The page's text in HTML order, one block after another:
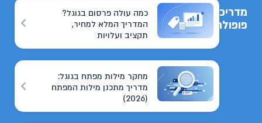
מדריכים
פופולריים
כמה עולה פרסום בגוגל?
המדריך המלא למחיר,
תקציב ועלויות
מחקר מילות מפתח בגוגל:
מדריך מתכנן מילות המפתח
(2026)